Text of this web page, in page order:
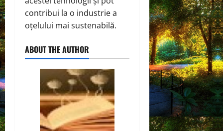
contribui la o industrie a
oțelului mai sustenabilă.
ABOUT THE AUTHOR